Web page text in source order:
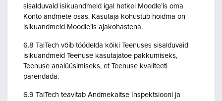
sisalduvaid isikuandmeid igal hetkel Moodle’is oma
Konto andmete osas. Kasutaja kohustub hoidma on
isikuandmeid Moodle’is ajakohastena.
6.8 TalTech võib töödelda kõiki Teenuses sisalduvaid
isikuandmeid Teenuse kasutajatoe pakkumiseks,
Teenuse analüüsimiseks, et Teenuse kvaliteeti
parendada.
6.9 TalTech teavitab Andmekaitse Inspektsiooni ja